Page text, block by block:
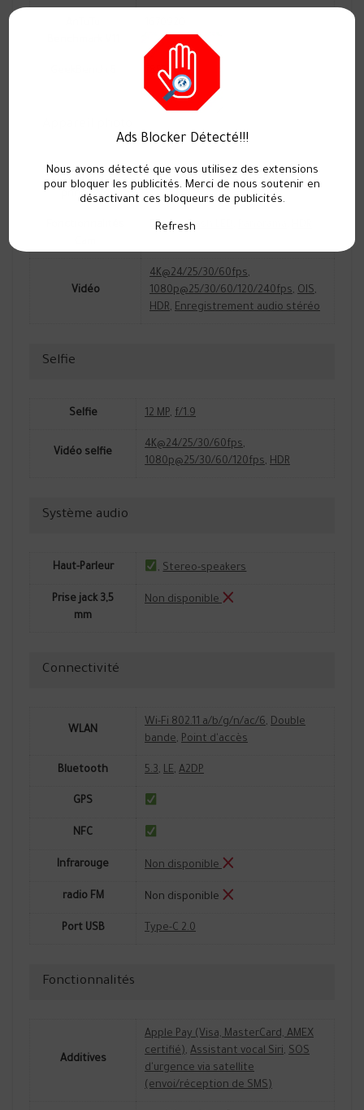
7855
Caméra
principale
48 MP 26mm, f/1.6 OIS
Double Flash LED
Vidéo
4K@24/25/30/60fps,
1080p@25/30/60/120/240fps, OIS,
HDR, Enregistrement audio stéréo
Selfie
Selfie 12 MP, f/1.9
Vidéo selfie
4K@24/25/30/60fps,
1080p@25/30/60/120fps, HDR
Système audio
Haut-Parleur ,Stereo-speakers
Prise jack 3,5
mm
Non disponible
Connectivité
WLAN
Wi-Fi 802.11 a/b/g/n/ac/6, Double
bande, Point d'accès
Bluetooth 5.3, LE, A2DP
GPS
NFC
Infrarouge Non disponible
radio FM Non disponible
Port USB Type-C 2.0
Fonctionnalités
Additives
Apple Pay (Visa, MasterCard, AMEX
certifié), Assistant vocal Siri, SOS
d'urgence via satellite
(envoi/réception de SMS)
Ads Blocker Détecté!!!
Nous avons détecté que vous utilisez des extensions
pour bloquer les publicités. Merci de nous soutenir en
désactivant ces bloqueurs de publicités.
Refresh